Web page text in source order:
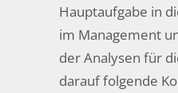
Hauptaufgabe in
im Management
der Analysen für
darauf folgende